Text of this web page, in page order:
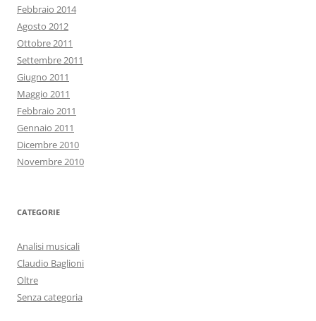
Febbraio 2014
Agosto 2012
Ottobre 2011
Settembre 2011
Giugno 2011
Maggio 2011
Febbraio 2011
Gennaio 2011
Dicembre 2010
Novembre 2010
CATEGORIE
Analisi musicali
Claudio Baglioni
Oltre
Senza categoria